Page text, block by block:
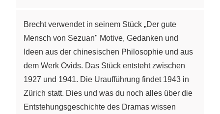
Brecht verwendet in seinem Stück „Der gute
Mensch von Sezuan" Motive, Gedanken und
Ideen aus der chinesischen Philosophie und aus
dem Werk Ovids. Das Stück entsteht zwischen
1927 und 1941. Die Uraufführung findet 1943 in
Zürich statt. Dies und was du noch alles über die
Entstehungsgeschichte des Dramas wissen